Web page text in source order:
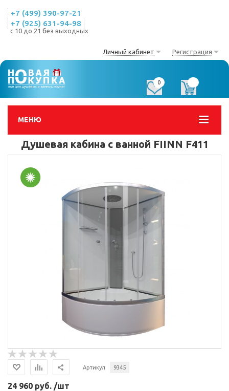
+7 (499) 390-97-21
+7 (925) 631-94-98
с 10 до 21 без выходных
Личный кабинет Регистрация
МЕНЮ
0
Душевая кабина с ванной FIINN F411
Артикул 9345
24 960 руб. /шт